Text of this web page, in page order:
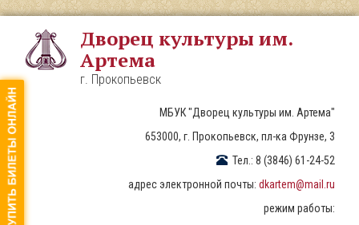
Перейти
основному
содержанию
Дворец культуры им.
Артема
г. Прокопьевск
МБУК "Дворец культуры им. Артема"
653000, г. Прокопьевск, пл-ка Фрунзе, 3
Тел.: 8 (3846) 61-24-52
адрес электронной почты: dkartem@mail.ru
режим работы: